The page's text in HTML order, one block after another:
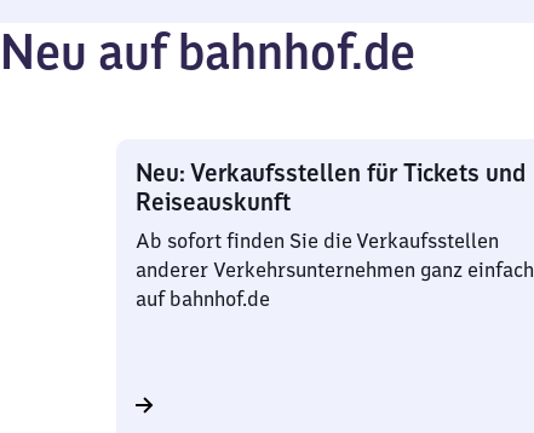
Neu auf bahnhof.de
Neu: Verkaufsstellen für Tickets und
Reiseauskunft
Ab sofort finden Sie die Verkaufsstellen
anderer Verkehrsunternehmen ganz einfach
auf bahnhof.de